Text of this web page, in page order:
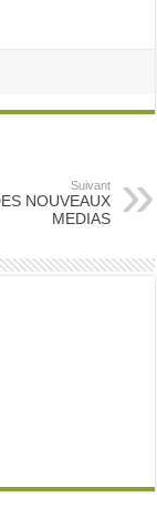
Suivant
NOUVEAUX
MEDIAS